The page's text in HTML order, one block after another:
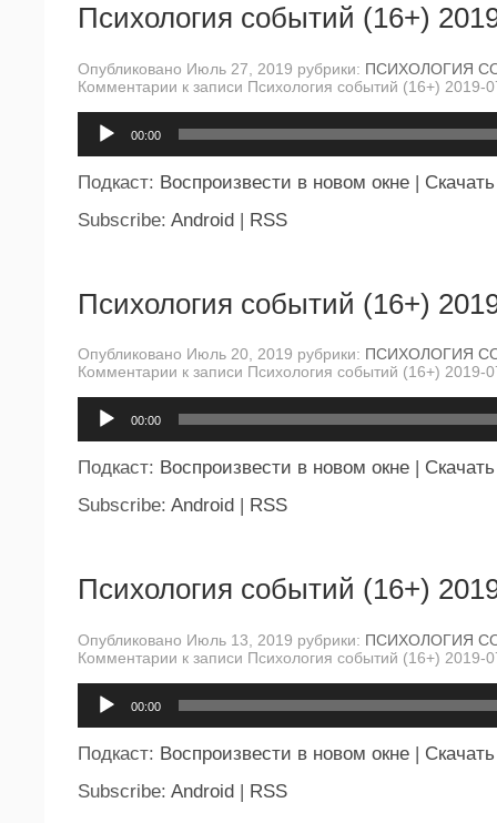
Психология событий (16+)
Опубликовано Июль 27, 2019 рубрики: ПСИХОЛОГИЯ
Комментарии к записи Психология событий (16+) 2019-
00:00
Подкаст: Воспроизвести в новом окне | Скачать
Subscribe: Android | RSS
Психология событий (16+)
Опубликовано Июль 20, 2019 рубрики: ПСИХОЛОГИЯ
Комментарии к записи Психология событий (16+) 2019-
00:00
Подкаст: Воспроизвести в новом окне
Скачать
Subscribe: Android RSS
Психология событий (16+)
Опубликовано Июль 13, 2019 рубрики: ПСИХОЛОГИЯ
Комментарии к записи Психология событий (16+) 2019-
00:00
Подкаст: Воспроизвести в новом окне | Скачать
Subscribe: Android | RSS